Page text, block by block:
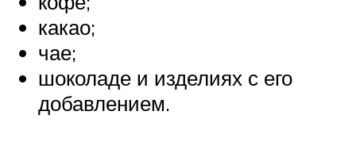
какао;
чае;
шоколаде и изделиях с его
добавлением.